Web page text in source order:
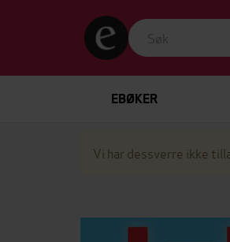
EBØKER
Vi har dessverre ikke